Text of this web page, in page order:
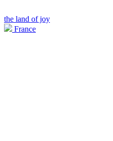
the land of joy
France